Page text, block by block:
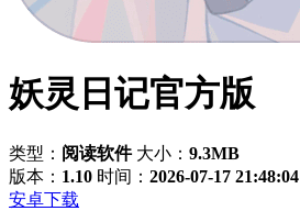
妖灵日记官方版
类型： 阅读软件 大小： 9.3MB
版本： 1.10 时间： 2026-07-17 21:48:04
安卓下载